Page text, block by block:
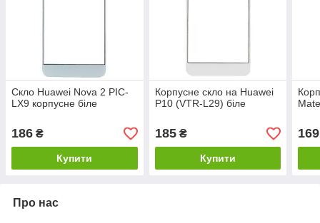
Скло Huawei Nova 2 PIC-
LX9 корпусне біле
186 ₴
Купити
Корпусне скло на Huawei
P10 (VTR-L29) біле
185₴
Купити
169
Про нас